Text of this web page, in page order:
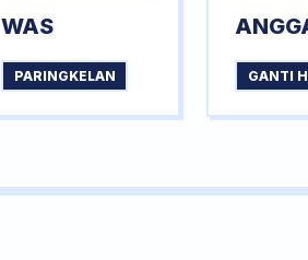
WAS
PARINGKELAN GANTI